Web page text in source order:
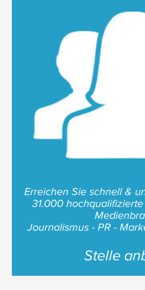
Erreichen Sie schnell &
31.000
Journalismus - PR -
Stelle